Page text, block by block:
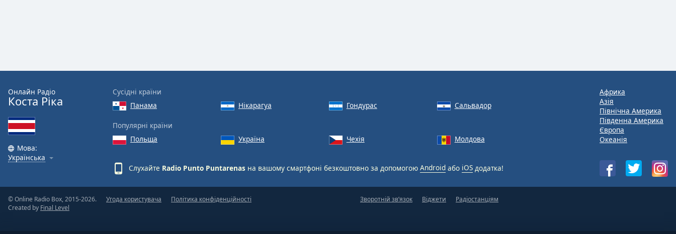
Font
Edge
Style
Font
Reset
Онлайн Радіо
Коста Ріка
Мова:
Українська
Сусідні країни
Панама
Нікарагуа Гондурас Сальвадор
Популярні країни
Польща
Україна Чехія Молдова
Слухайте Radio Punto Puntarenas на вашому смартфоні безкоштовно за допомогою Android або iOS додатка!
Африка
Азія
Північна Америка
Південна Америка
Європа
Океанія
© Online Radio Box, 2015-2026.
Created by Final Level
Угода користувача Політика конфіденційності Зворотній зв’язок Віджети Радіостанціям